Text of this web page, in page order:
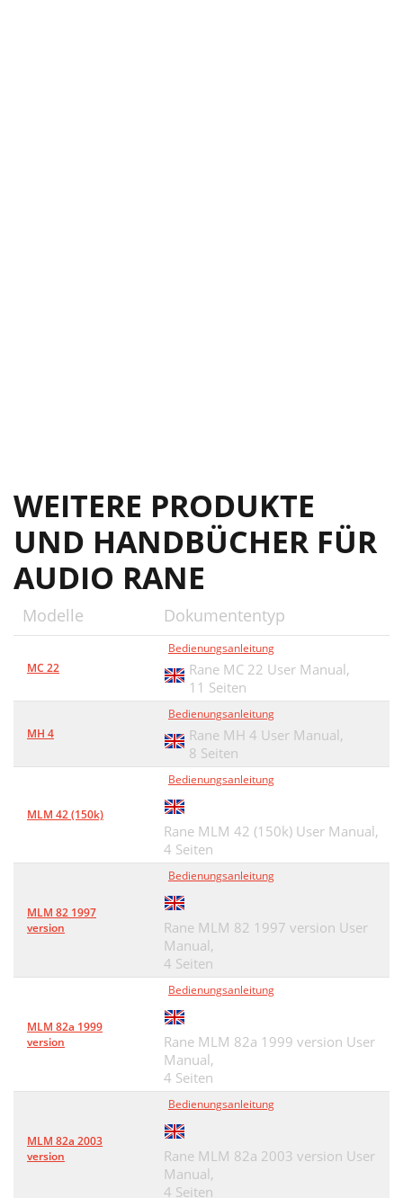
WEITERE PRODUKTE
UND HANDBÜCHER FÜR
AUDIO RANE
Modelle Dokumententyp
MC 22
Bedienungsanleitung
Rane MC 22 User Manual,
11 Seiten
MH 4
Bedienungsanleitung
Rane MH 4 User Manual,
8 Seiten
MLM 42 (150k)
Bedienungsanleitung
Rane MLM 42 (150k) User Manual,
4 Seiten
MLM 82 1997
version
Bedienungsanleitung
Rane MLM 82 1997 version User
Manual,
4 Seiten
MLM 82a 1999
version
Bedienungsanleitung
Rane MLM 82a 1999 version User
Manual,
4 Seiten
MLM 82a 2003
version
Bedienungsanleitung
Rane MLM 82a 2003 version User
Manual,
4 Seiten